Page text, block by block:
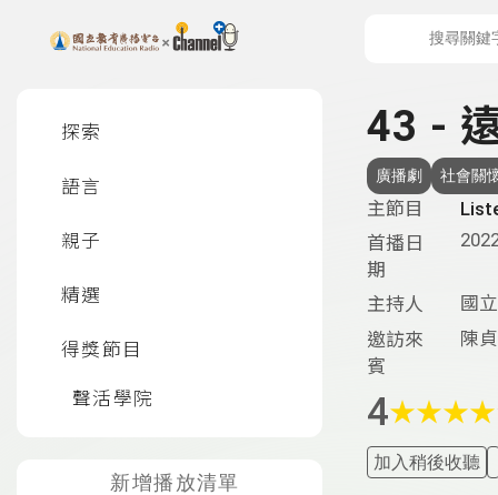
上方功能區塊
探索
語言
親子
精選
得獎節目
聲活學院
新增播放清單
43 -
廣播劇 社會關
主節目
首播日
期
主持人
國
邀訪來
賓
陳
4★★★★
加入稍後收聽